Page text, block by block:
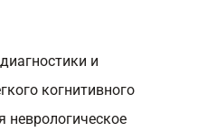
и
когнитивного
неврологическое